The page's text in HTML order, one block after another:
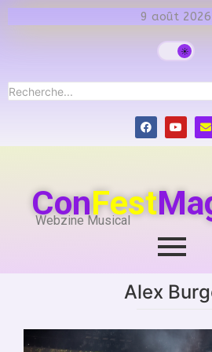
9 août 2026
ConFest
Webzine Musical
Alex